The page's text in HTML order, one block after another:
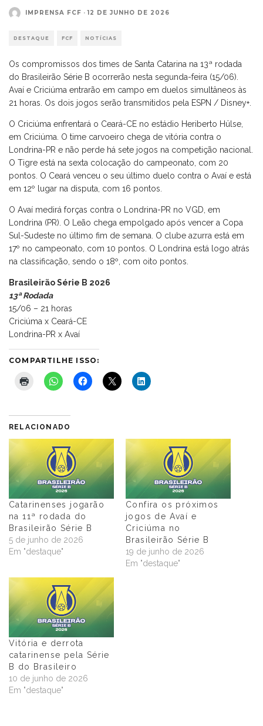
IMPRENSA FCF · 12 DE JUNHO DE 2026
DESTAQUE FCF NOTÍCIAS
Os compromissos dos times de Santa Catarina na 13ª rodada
do Brasileirão Série B ocorrerão nesta segunda-feira (15/06).
Avaí e Criciúma entrarão em campo em duelos simultâneos às
21 horas. Os dois jogos serão transmitidos pela ESPN / Disney+.
O Criciúma enfrentará o Ceará-CE no estádio Heriberto Hülse,
em Criciúma. O time carvoeiro chega de vitória contra o
Londrina-PR e não perde há sete jogos na competição nacional.
O Tigre está na sexta colocação do campeonato, com 20
pontos. O Ceará venceu o seu último duelo contra o Avaí e está
em 12º lugar na disputa, com 16 pontos.
O Avaí medirá forças contra o Londrina-PR no VGD, em
Londrina (PR). O Leão chega empolgado após vencer a Copa
Sul-Sudeste no último fim de semana. O clube azurra está em
17º no campeonato, com 10 pontos. O Londrina está logo atrás
na classificação, sendo o 18º, com oito pontos.
Brasileirão Série B 2026
13ª Rodada
15/06 – 21 horas
Criciúma x Ceará-CE
Londrina-PR x Avaí
COMPARTILHE ISSO:
RELACIONADO
Catarinenses jogarão
na 11ª rodada do
Brasileirão Série B
5 de junho de 2026
Em "destaque"
Confira os próximos
jogos de Avaí e
Criciúma no
Brasileirão Série B
19 de junho de 2026
Em "destaque"
Vitória e derrota
catarinense pela Série
B do Brasileiro
10 de junho de 2026
Em "destaque"